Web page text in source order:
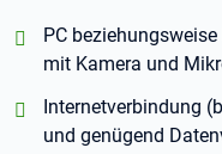
positiv:
PC
mit Kamera und
positiv:
Internetverbindung
und genügend